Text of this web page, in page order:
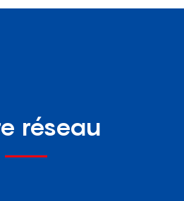
réseau